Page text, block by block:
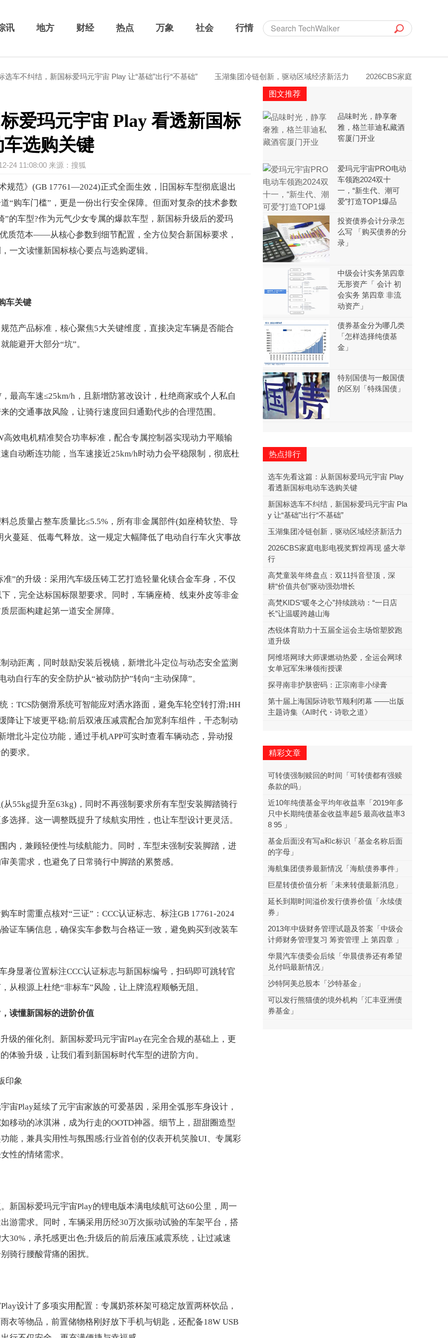
讯 地方 财经 热点 万象 社会 行情
纠结，新国标爱玛元宇宙 Play 让“基础”出行“不基础” 玉湖集团冷链创新，驱动区域经济新活力
2026CBS家庭电影电视奖辉煌
爱玛元宇宙 Play 看透新国标
车选购关键
24 11:08:00 来源：搜狐
规范》(GB 17761—2024)正式全面生效，旧国标车型彻底退出
“购车门槛”，更是一份出行安全保障。但面对复杂的技术参数
的车型?作为元气少女专属的爆款车型，新国标升级后的爱玛
质范本——从核心参数到细节配置，全方位契合新国标要求，
一文读懂新国标核心要点与选购逻辑。
车关键
范产品标准，核心聚焦5大关键维度，直接决定车辆是否能合
能避开大部分“坑”。
最高车速≤25km/h，且新增防篡改设计，杜绝商家或个人私自
的交通事故风险，让骑行速度回归通勤代步的合理范围。
效电机精准契合功率标准，配合专属控制器实现动力平顺输
自动断连功能，当车速接近25km/h时动力会平稳限制，彻底杜
总质量占整车质量比≤5.5%，所有非金属部件(如座椅软垫、导
蔓延、低毒气释放。这一规定大幅降低了电动自行车火灾事故
”的升级：采用汽车级压铸工艺打造轻量化镁合金车身，不仅
，完全达标国标限塑要求。同时，车辆座椅、线束外皮等非金
层面构建起第一道安全屏障。
动距离，同时鼓励安装后视镜，新增北斗定位与动态安全监测
自行车的安全防护从“被动防护”转向“主动保障”。
：TCS防侧滑系统可智能应对洒水路面，避免车轮空转打滑;HH
降让下坡更平稳;前后双液压减震配合加宽刹车组件，干态制动
增北斗定位功能，通过手机APP可实时查看车辆动态，异动报
要求。
55kg提升至63kg)，同时不再强制要求所有车型安装脚踏骑行
选择。这一调整既提升了续航实用性，也让车型设计更灵活。
内，兼顾轻便性与续航能力。同时，车型未强制安装脚踏，进
美需求，也避免了日常骑行中脚踏的累赘感。
车时需重点核对“三证”：CCC认证标志、标注GB 17761-2024
证车辆信息，确保实车参数与合格证一致，避免购买到改装车
身显著位置标注CCC认证标志与新国标编号，扫码即可跳转官
从根源上杜绝“非标车”风险，让上牌流程顺畅无阻。
读懂新国标的进阶价值
级的催化剂。新国标爱玛元宇宙Play在完全合规的基础上，更
体验升级，让我们看到新国标时代车型的进阶方向。
印象
宙Play延续了元宇宙家族的可爱基因，采用全弧形车身设计，
移动的冰淇淋，成为行走的OOTD神器。细节上，甜甜圈造型
能，兼具实用性与氛围感;行业首创的仪表开机笑脸UI、专属彩
性的情绪需求。
新国标爱玛元宇宙Play的锂电版本满电续航可达60公里，周一
游需求。同时，车辆采用历经30万次振动试验的车架平台，搭
30%，承托感更出色;升级后的前后液压减震系统，让过减速
骑行腰酸背痛的困扰。
设计了多项实用配置：专属奶茶杯架可稳定放置两杯饮品，
衣等物品，前置储物格刚好放下手机与钥匙，还配备18W USB
图文推荐
品味时光，静享奢
雅，格兰菲迪私藏酒
窖厦门开业
爱玛元宇宙PRO电动
车领跑2024双十
一，“新生代、潮可
爱”打造TOP1爆品
投资债券会计分录怎
么写 「购买债券的分
录」
中级会计实务第四章
无形资产「 会计 初
会实务 第四章 非流
动资产」
债券基金分为哪几类
「怎样选择纯债基
金」
特别国债与一般国债
的区别「特殊国债」
热点排行
选车先看这篇：从新国标爱玛元宇宙 Play
看透新国标电动车选购关键
新国标选车不纠结，新国标爱玛元宇宙 Pla
y 让“基础”出行“不基础”
玉湖集团冷链创新，驱动区域经济新活力
2026CBS家庭电影电视奖辉煌再现 盛大举
行
高梵童装年终盘点：双11抖音登顶，深
耕“价值共创”驱动强劲增长
高梵KIDS“暖冬之心”持续跳动：“一日店
长”让温暖跨越山海
杰锐体育助力十五届全运会主场馆塑胶跑
道升级
阿维塔网球大师课燃动热爱，全运会网球
女单冠军朱琳领衔授课
探寻南非护肤密码：正宗南非小绿膏
第十届上海国际诗歌节顺利闭幕 ——出版
主题诗集《AI时代・诗歌之道》
精彩文章
可转债强制赎回的时间「可转债都有强赎
条款的吗」
近10年纯债基金平均年收益率「2019年多
只中长期纯债基金收益率超5 最高收益率3
8 95 」
基金后面没有写a和c标识「基金名称后面
的字母」
海航集团债券最新情况「海航债券事件」
巨星转债价值分析「未来转债最新消息」
延长到期时间溢价发行债券价值「永续债
券」
2013年中级财务管理试题及答案「中级会
计师财务管理复习 筹资管理 上 第四章 」
华晨汽车债委会后续「华晨债券还有希望
兑付吗最新情况」
沙特阿美总股本「沙特基金」
可以发行熊猫债的境外机构「汇丰亚洲债
券基金」